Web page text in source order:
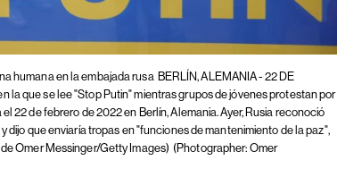
humana en la embajada rusa BERLÍN, ALEMANIA - 22 DE
la que se lee "Stop Putin" mientras grupos de jóvenes protestan por
22 de febrero de 2022 en Berlín, Alemania. Ayer, Rusia reconoció
que enviaría tropas en "funciones de mantenimiento de la paz",
Omer Messinger/Getty Images) (Photographer: Omer